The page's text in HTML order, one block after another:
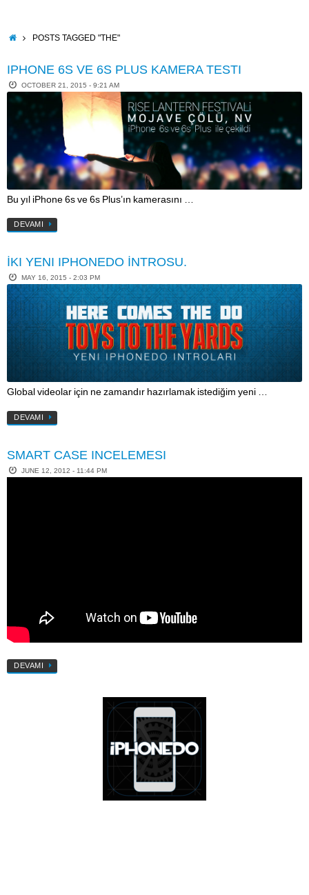
contentHOMEPOSTS TAGGED "THE"
IPHONE 6S VE 6S PLUS KAMERA TESTI
OCTOBER 21, 2015 - 9:21 AM
Bu yıl iPhone 6s ve 6s Plus’ın kamerasını …
DEVAMI
İKI YENI IPHONEDO İNTROSU.
MAY 16, 2015 - 2:03 PM
Global videolar için ne zamandır hazırlamak istediğim yeni …
DEVAMI
SMART CASE INCELEMESI
JUNE 12, 2012 - 11:44 PM
DEVAMI